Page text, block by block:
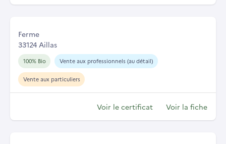
Ferme
33124 Aillas
100% Bio Vente aux professionnels (au détail)
Vente aux particuliers
Voir le certificat Voir la fiche